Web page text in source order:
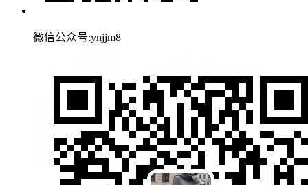
微信公众号:ynjjm8